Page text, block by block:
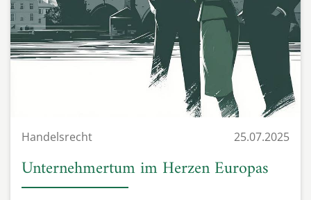
Handelsrecht 25.07.2025
Unternehmertum im Herzen Europas